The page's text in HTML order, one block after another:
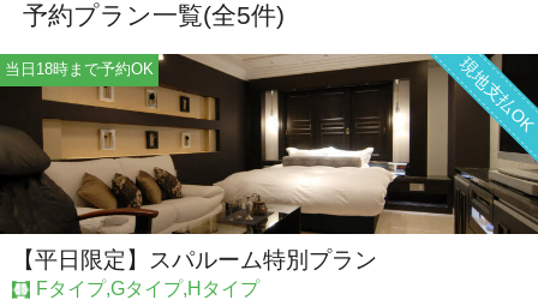
予約プラン一覧(全5件)
現地支払OK
当日18時まで予約OK
【平日限定】スパルーム特別プラン
Fタイプ,Gタイプ,Hタイプ